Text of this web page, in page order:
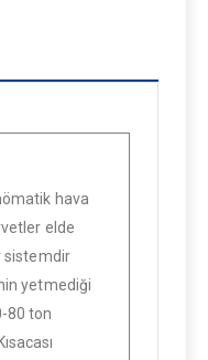
hava
elde
sistemdir
yetmediği
80 ton